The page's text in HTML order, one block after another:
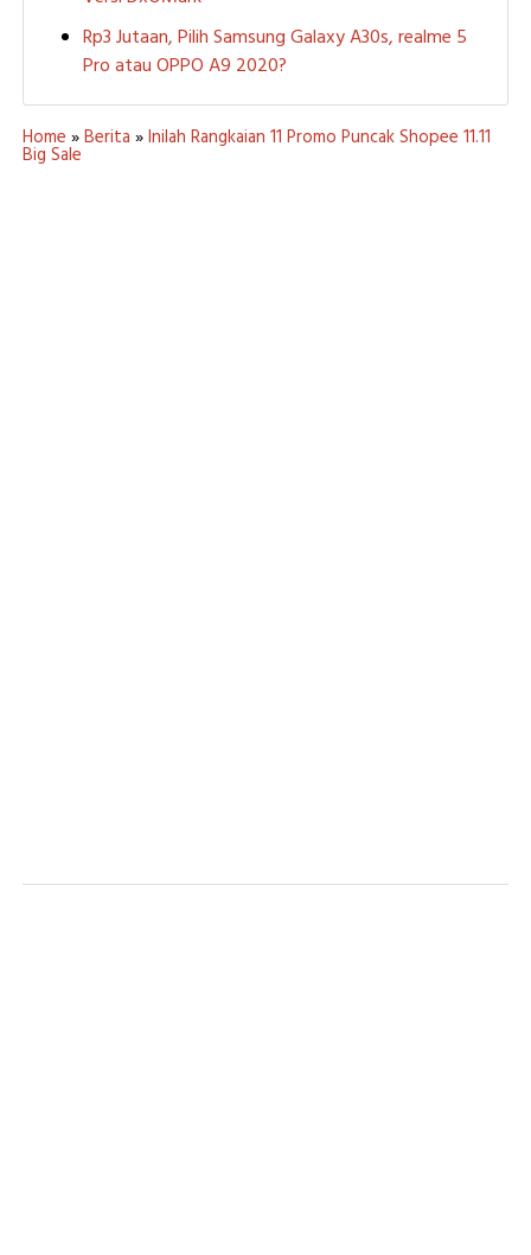
Rp3 Jutaan, Pilih Samsung Galaxy A30s, realme 5
Pro atau OPPO A9 2020?
Home »Berita »Inilah Rangkaian 11 Promo Puncak Shopee 11.11
Big Sale